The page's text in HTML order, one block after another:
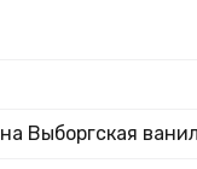
Выборгская